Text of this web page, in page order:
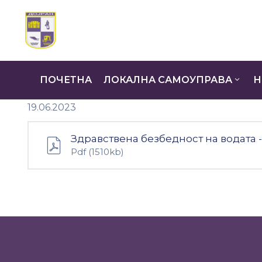
ПОЧЕТНА ЛОКАЛНА САМОУПРАВА
19.06.2023
Здравствена безбедност на водата
Pdf (1510kb)